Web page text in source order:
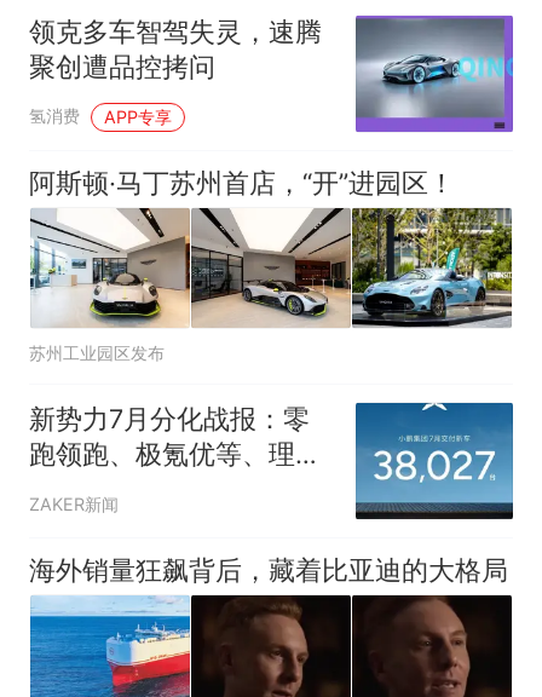
比亚迪、零跑等上榜
领克多车智驾失灵，速腾
聚创遭品控拷问
氢消费 APP专享
阿斯顿·马丁苏州首店，“开”进园区！
苏州工业园区发布
新势力7月分化战报：零
跑领跑、极氪优等、理想
ZAKER新闻
海外销量狂飙背后，藏着比亚迪的大格局